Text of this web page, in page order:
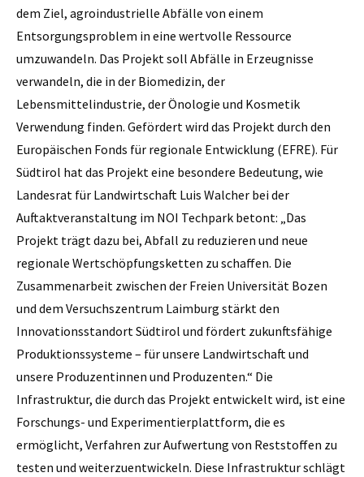
dem Ziel, agroindustrielle Abfälle von einem
Entsorgungsproblem in eine wertvolle Ressource
umzuwandeln. Das Projekt soll Abfälle in Erzeugnisse
verwandeln, die in der Biomedizin, der
Lebensmittelindustrie, der Önologie und Kosmetik
Verwendung finden. Gefördert wird das Projekt durch den
Europäischen Fonds für regionale Entwicklung (EFRE). Für
Südtirol hat das Projekt eine besondere Bedeutung, wie
Landesrat für Landwirtschaft Luis Walcher bei der
Auftaktveranstaltung im NOI Techpark betont: „Das
Projekt trägt dazu bei, Abfall zu reduzieren und neue
regionale Wertschöpfungsketten zu schaffen. Die
Zusammenarbeit zwischen der Freien Universität Bozen
und dem Versuchszentrum Laimburg stärkt den
Innovationsstandort Südtirol und fördert zukunftsfähige
Produktionssysteme – für unsere Landwirtschaft und
unsere Produzentinnen und Produzenten.“ Die
Infrastruktur, die durch das Projekt entwickelt wird, ist eine
Forschungs- und Experimentierplattform, die es
ermöglicht, Verfahren zur Aufwertung von Reststoffen zu
testen und weiterzuentwickeln. Diese Infrastruktur schlägt